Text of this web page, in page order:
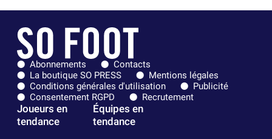
Abonnements
Contacts
La boutique SO PRESS
Mentions légales
Conditions générales d'utilisation
Publicité
Consentement RGPD
Recrutement
Joueurs en
tendance
Équipes en
tendance